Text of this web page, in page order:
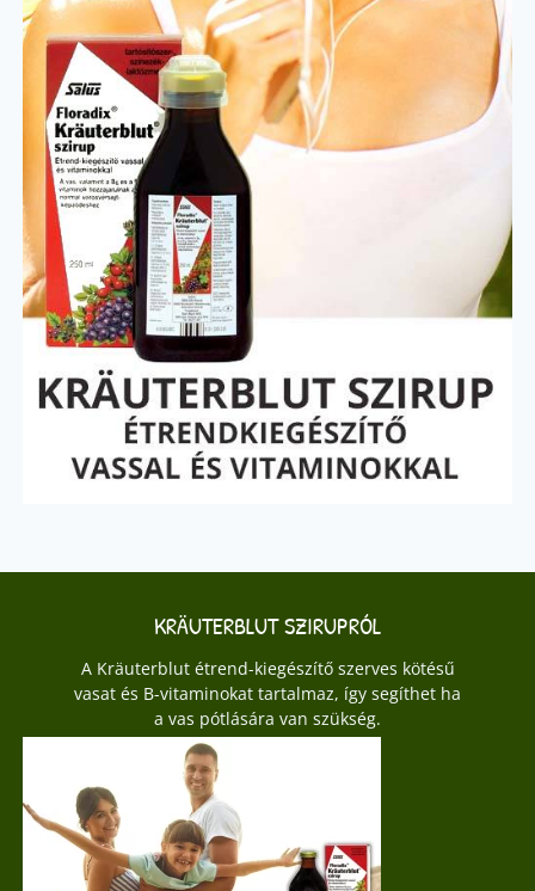
KRÄUTERBLUT SZIRUPRÓL
A Kräuterblut étrend-kiegészítő szerves kötésű
vasat és B-vitaminokat tartalmaz, így segíthet ha
a vas pótlására van szükség.